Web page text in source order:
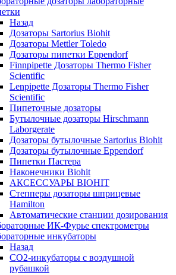
Назад
Дозаторы Sartorius Biohit
Дозаторы Mettler Toledo
Дозаторы пипетки Eppendorf
Finnpipette Дозаторы Thermo Fisher
Scientific
Lenpipette Дозаторы Thermo Fisher
Scientific
Пипеточные дозаторы
Бутылочные дозаторы Hirschmann
Laborgerate
Дозаторы бутылочные Sartorius Biohit
Дозаторы бутылочные Eppendorf
Пипетки Пастера
Наконечники Biohit
АКСЕССУАРЫ BIOHIT
Степперы дозаторы шприцевые
Hamilton
Автоматические станции дозирования
ИК-Фурье спектрометры
инкубаторы
Назад
СО2-инкубаторы с воздушной
рубашкой